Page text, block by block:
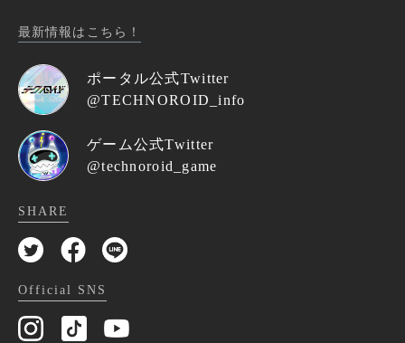
最新情報はこちら！
ポータル公式Twitter
@TECHNOROID_info
ゲーム公式Twitter
@technoroid_game
SHARE
Official SNS